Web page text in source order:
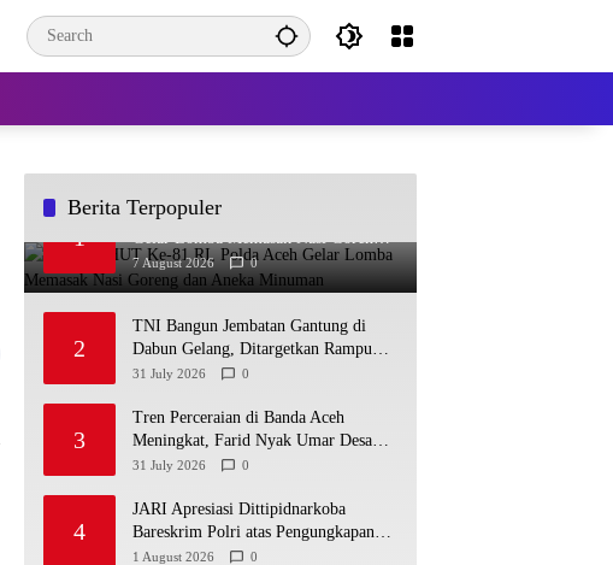
Berita Terpopuler
1
Semarak HUT Ke-81 RI, Polda Aceh
Gelar Lomba Memasak Nasi Goreng
dan Aneka Minuman
7 August 2026 0
2
TNI Bangun Jembatan Gantung di
Dabun Gelang, Ditargetkan Rampung
Sebelum HUT ke-81 RI
31 July 2026 0
3
Tren Perceraian di Banda Aceh
Meningkat, Farid Nyak Umar Desak
Implementasi Qanun Ketahanan
31 July 2026 0
4
JARI Apresiasi Dittipidnarkoba
Bareskrim Polri atas Pengungkapan
Jaringan Narkoba Internasional
1 August 2026 0